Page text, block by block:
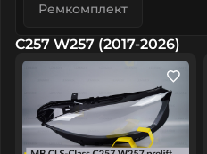
Ремкомплект
C257 W257 (2017-2026)